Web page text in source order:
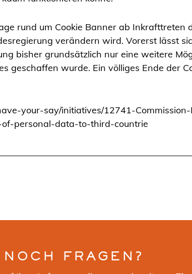
rund um Cookie Banner ab Inkrafttreten
verändern wird. Vorerst lässt
bisher grundsätzlich nur eine weitere
geschaffen wurde. Ein völliges Ende der
your-say/initiatives/12741-
personal-data-to-third-countrie
NOCH FRAGEN?